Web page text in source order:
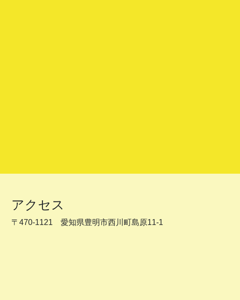
アクセス
〒470-1121 愛知県豊明市西川町島原11-1